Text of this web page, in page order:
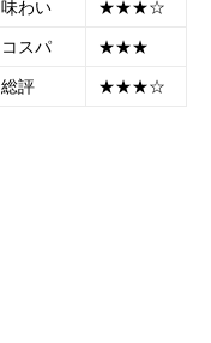
味わい
★★★☆
コスパ
★★★
総評
★★★☆